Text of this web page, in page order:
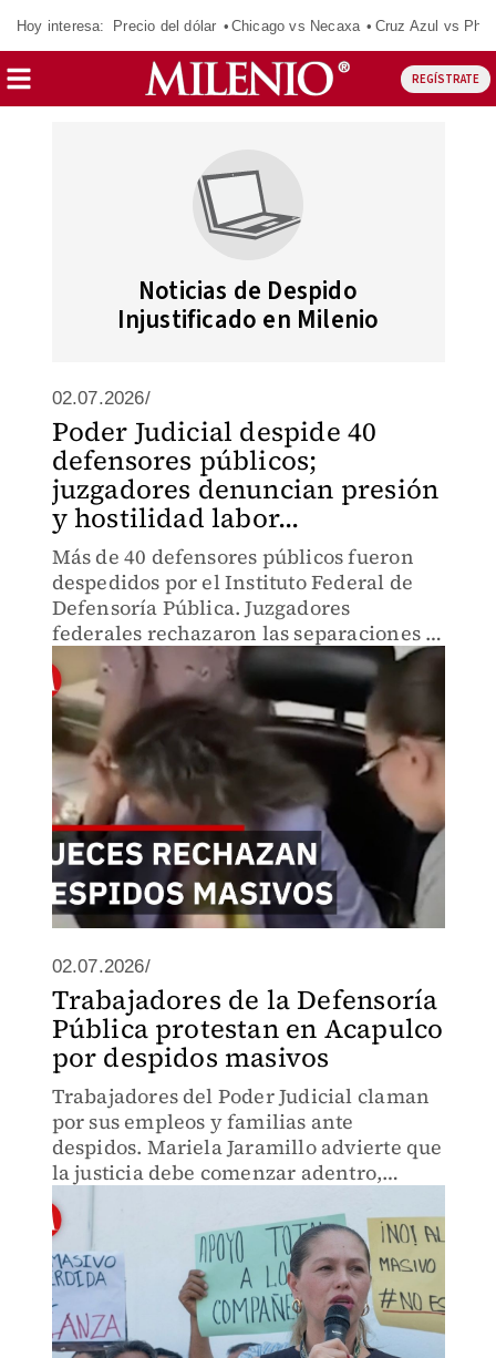
Hoy interesa: Precio del dólar Chicago vs Necaxa Cruz Azul vs
REGÍSTRATE
Noticias de Despido
Injustificado en Milenio
02.07.2026/
Poder Judicial despide 40
defensores públicos;
juzgadores denuncian presión
y hostilidad labor...
Más de 40 defensores públicos fueron
despedidos por el Instituto Federal de
Defensoría Pública. Juzgadores
federales rechazaron las separaciones y
denunciaron presión laboral. ¿Quién
defenderá a pobres e indígenas sin
recursos para abogado?
02.07.2026/
Trabajadores de la Defensoría
Pública protestan en Acapulco
por despidos masivos
Trabajadores del Poder Judicial claman
por sus empleos y familias ante
despidos. Mariela Jaramillo advierte que
la justicia debe comenzar adentro,
brindando seguridad a quienes la hacen
posible. Crisis que toca vidas reales en
Acapulco.